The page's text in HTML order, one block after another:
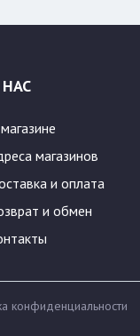
магазинов
и оплата
и обмен
конфиденциальности